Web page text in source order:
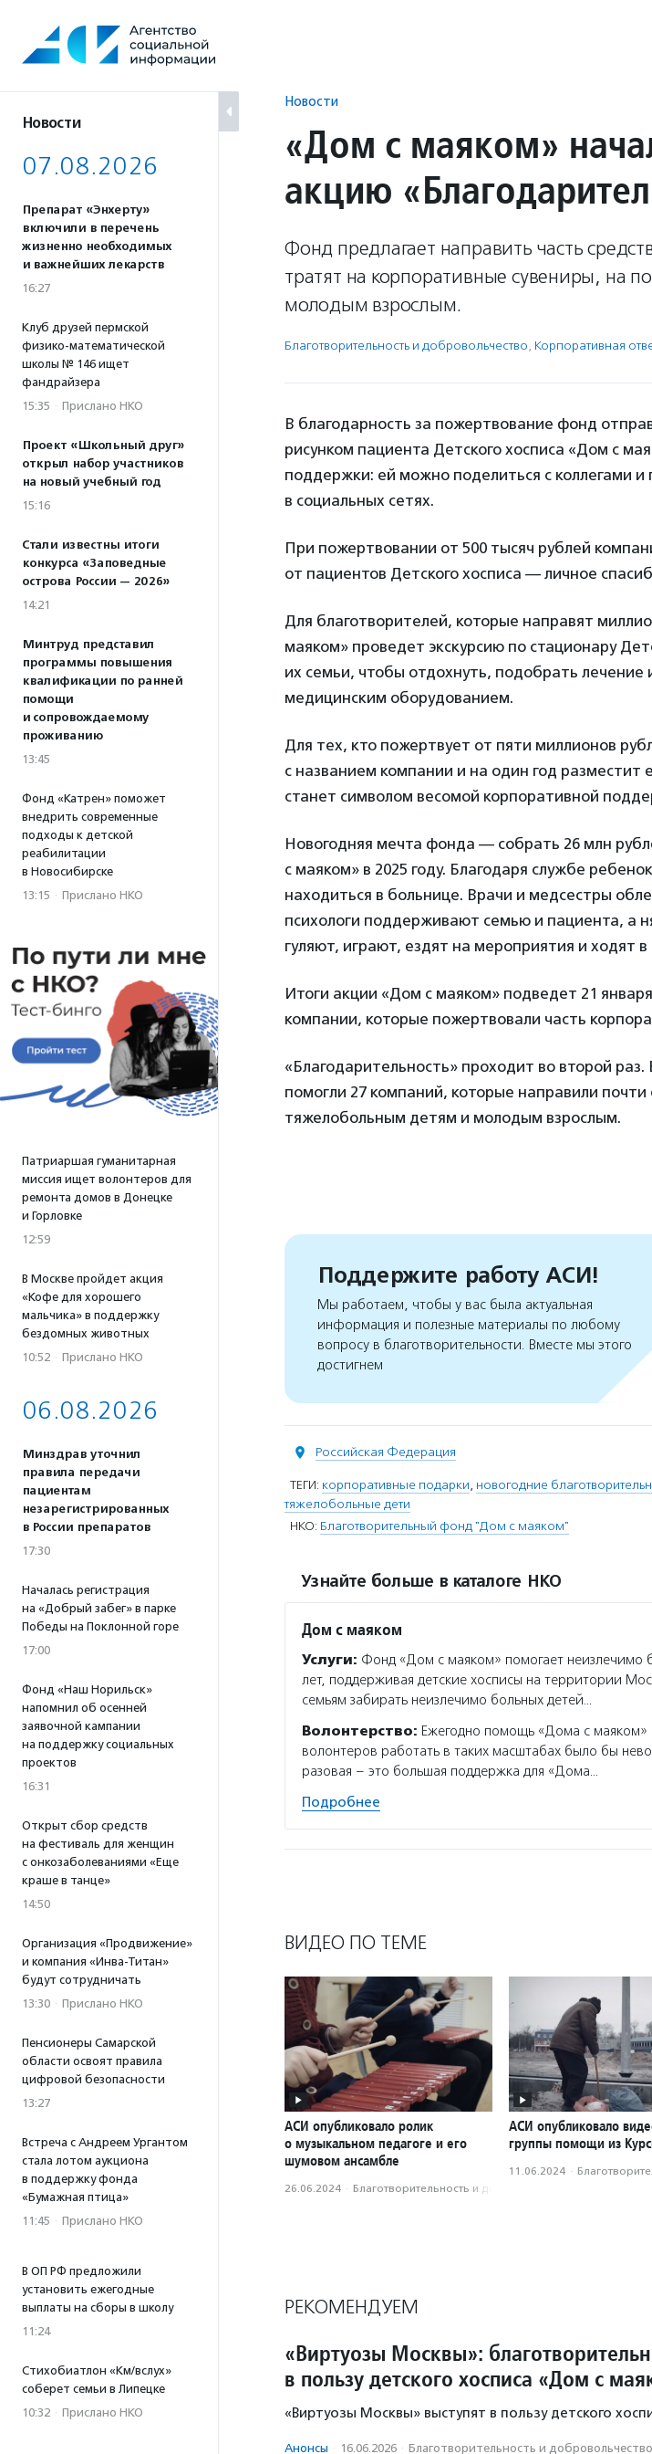
содержанию
Новости
07.08.2026
Препарат «Энхерту»
включили в перечень
жизненно необходимых
и важнейших лекарств
16:27
Клуб друзей пермской
физико-математической
школы № 146 ищет
фандрайзера
15:35 · Прислано НКО
Проект «Школьный друг»
открыл набор участников
на новый учебный год
15:16
Стали известны итоги
конкурса «Заповедные
острова России — 2026»
14:21
Минтруд представил
программы повышения
квалификации по ранней
помощи
и сопровождаемому
проживанию
13:45
Фонд «Катрен» поможет
внедрить современные
подходы к детской
реабилитации
в Новосибирске
13:15 · Прислано НКО
Патриаршая гуманитарная
миссия ищет волонтеров для
ремонта домов в Донецке
и Горловке
12:59
В Москве пройдет акция
«Кофе для хорошего
мальчика» в поддержку
бездомных животных
10:52 · Прислано НКО
06.08.2026
Минздрав уточнил
правила передачи
пациентам
незарегистрированных
в России препаратов
17:30
Началась регистрация
на «Добрый забег» в парке
Победы на Поклонной горе
17:00
Фонд «Наш Норильск»
напомнил об осенней
заявочной кампании
на поддержку социальных
проектов
16:31
Открыт сбор средств
на фестиваль для женщин
с онкозаболеваниями «Еще
краше в танце»
14:50
Организация «Продвижение»
и компания «Инва-Титан»
будут сотрудничать
13:30 · Прислано НКО
Пенсионеры Самарской
области освоят правила
цифровой безопасности
13:27
Встреча с Андреем Ургантом
стала лотом аукциона
в поддержку фонда
«Бумажная птица»
11:45 · Прислано НКО
В ОП РФ предложили
установить ежегодные
выплаты на сборы в школу
11:24
Стихобиатлон «Км/вслух»
соберет семьи в Липецке
10:32 · Прислано НКО
Новости
«Дом с маяком»
акцию
Фонд предлагает направить часть
тратят на корпоративные сувениры, на
молодым взрослым.
Благотвори­тель­ность и доброволь­чест­во, Корпоративная
В благодарность за пожертвование фонд
рисунком пациента Детского хосписа «Дом с
поддержки: ей можно поделиться с коллегами
в социальных сетях.
При пожертвовании от 500 тысяч рублей
от пациентов Детского хосписа — личное
Для благотворителей, которые направят
маяком» проведет экскурсию по стационару
их семьи, чтобы отдохнуть, подобрать лечение
медицинским оборудованием.
Для тех, кто пожертвует от пяти миллионов
с названием компании и на один год разместит
станет символом весомой корпоративной
Новогодняя мечта фонда — собрать 26 млн
с маяком» в 2025 году. Благодаря службе
находиться в больнице. Врачи и медсестры
психологи поддерживают семью и пациента, а
гуляют, играют, ездят на мероприятия и ходят в
Итоги акции «Дом с маяком» подведет 21
компании, которые пожертвовали часть
«Благодарительность» проходит во второй
помогли 27 компаний, которые направили
тяжелобольным детям и молодым взрослым.
Поддержите работу АСИ!
Мы работаем, чтобы у вас была актуальная
информация и полезные материалы по любому
вопросу в благотворительности. Вместе мы этого
достигнем
Российская Федерация
ТЕГИ: корпоративные подарки, новогодние
тяжелобольные дети
НКО: Благотворительный фонд "Дом с маяком"
Узнайте больше в каталоге НКО
Дом с маяком
Услуги: Фонд «Дом с маяком» помогает
лет, поддерживая детские хосписы на территории
семьям забирать неизлечимо больных детей…
Волонтерство: Ежегодно помощь «Дома с маяком»
волонтеров работать в таких масштабах было бы
разовая – это большая поддержка для «Дома…
Подробнее
ВИДЕО ПО ТЕМЕ
АСИ опубликовало ролик
о музыкальном педагоге и его
шумовом ансамбле
26.06.2024 · Благотвори­тель­ность и доброволь­чест­во
АСИ опубликовало
группы помощи из
11.06.2024 ·
РЕКОМЕНДУЕМ
«Виртуозы Москвы»:
в пользу детского хосписа «Дом с
«Виртуозы Москвы» выступят в пользу детского
Анонсы · 16.06.2026 · Благотвори­тель­ность и доброволь­чест­во